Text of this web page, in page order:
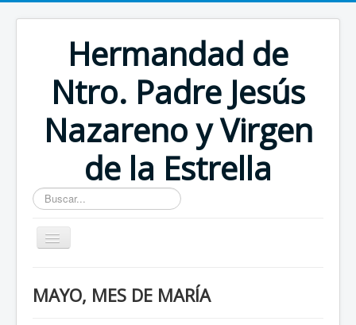
Hermandad de
Ntro. Padre Jesús
Nazareno y Virgen
de la Estrella
Buscar...
MAYO, MES DE MARÍA